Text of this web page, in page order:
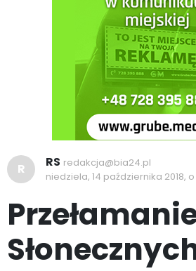
R RS redakcja@bia24.pl
niedziela, 14 października 2018,